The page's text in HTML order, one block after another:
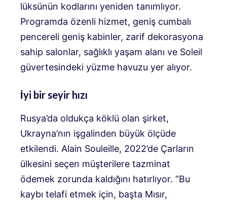
lüksünün kodlarını yeniden tanımlıyor.
Programda özenli hizmet, geniş cumbalı
pencereli geniş kabinler, zarif dekorasyona
sahip salonlar, sağlıklı yaşam alanı ve Soleil
güvertesindeki yüzme havuzu yer alıyor.
İyi bir seyir hızı
Rusya’da oldukça köklü olan şirket,
Ukrayna’nın işgalinden büyük ölçüde
etkilendi. Alain Souleille, 2022’de Çarların
ülkesini seçen müşterilere tazminat
ödemek zorunda kaldığını hatırlıyor. “Bu
kaybı telafi etmek için, başta Mısır,